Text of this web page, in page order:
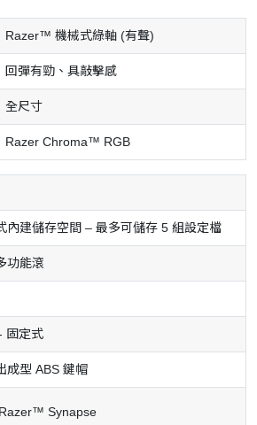
Razer™ 機械式綠軸 (有聲)
回彈有勁、具敲擊感
全尺寸
Razer Chroma™ RGB
內建儲存空間 – 最多可儲存 5 組設定檔
功能滾
固定式
成型 ABS 鍵帽
Synapse